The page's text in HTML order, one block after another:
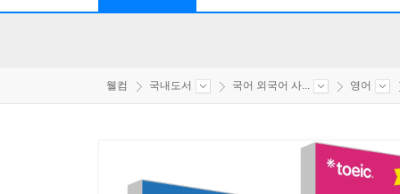
웰컴 국내도서 국어 외국어 사... 영어